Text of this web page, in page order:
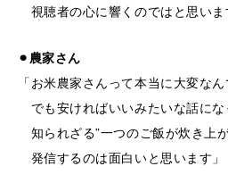
視聴者の心に響くのではと思いま
⚫︎農家さん
「お米農家さんって本当に大変なん
でも安ければいいみたいな話にな
知られざる”一つのご飯が炊き上
発信するのは面白いと思います」